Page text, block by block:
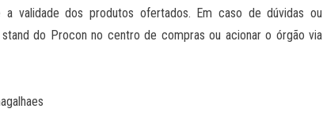
validade dos produtos ofertados. Em caso de dúvidas ou
do Procon no centro de compras ou acionar o órgão via